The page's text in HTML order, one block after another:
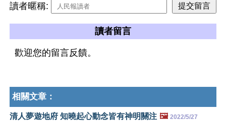
讀者暱稱:
讀者留言
歡迎您的留言反饋。
相關文章：
清人夢遊地府 知曉起心動念皆有神明關注 🖼️ 2022/5/27